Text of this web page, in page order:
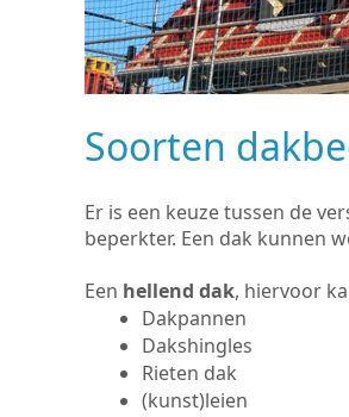
Soorten
Er is een keuze tussen de
beperkter. Een dak kunnen
Een hellend dak, hiervoor
Dakpannen
Dakshingles
Rieten dak
(kunst)leien